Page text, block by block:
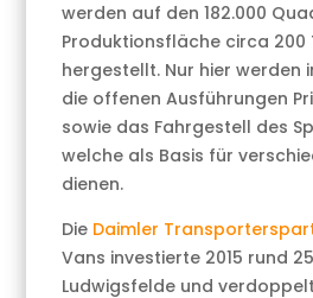
werden auf den 182.000
Produktionsfläche circa
hergestellt. Nur hier werden
die offenen Ausführungen
sowie das Fahrgestell des
welche als Basis für
dienen.
Die Daimler
Vans investierte 2015 rund
Ludwigsfelde und